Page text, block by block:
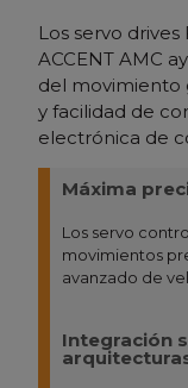
Los servo drives
ACCENT AMC
del movimiento
y facilidad de
electrónica de
Máxima
Los servo
movimientos
avanzado de
Integración